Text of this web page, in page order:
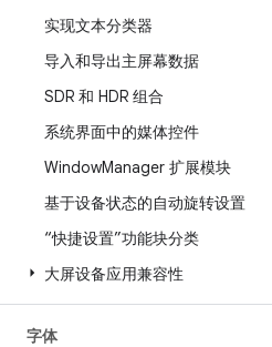
实现文本分类器
导入和导出主屏幕数据
SDR 和 HDR 组合
系统界面中的媒体控件
WindowManager 扩展模块
基于设备状态的自动旋转设置
“快捷设置”功能块分类
大屏设备应用兼容性
字体